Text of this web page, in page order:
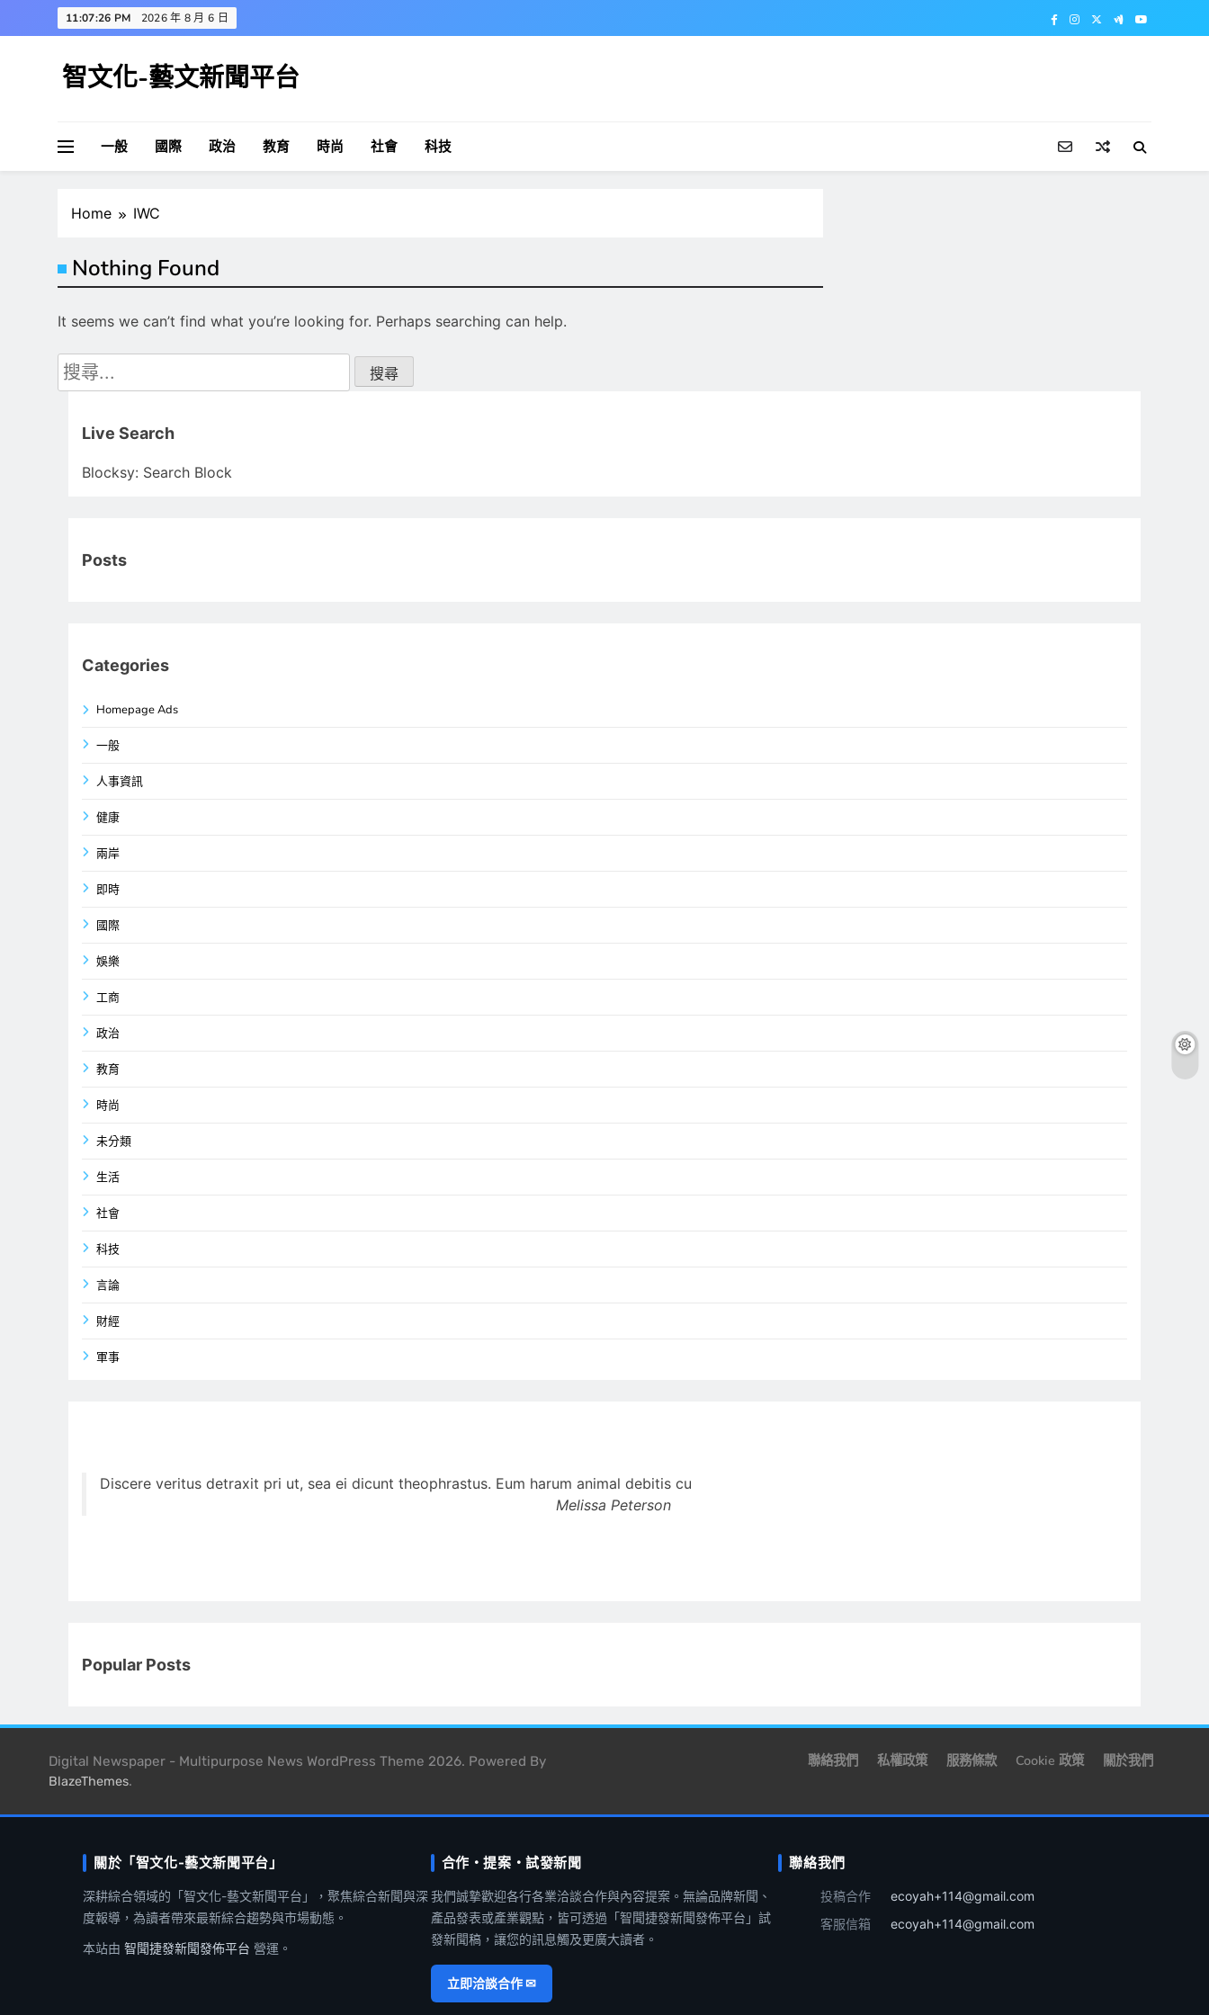
to
11:07:27 PM 2026 年 8 月 6 日
智文化-藝文新聞平台
一般 國際 政治 教育 時尚 社會 科技
Home IWC
Nothing Found
It seems we can’t find what you’re looking for. Perhaps searching can help.
搜
尋
Live Search
Blocksy: Search Block
Posts
Categories
Homepage Ads
一般
人事資訊
健康
兩岸
即時
國際
娛樂
工商
政治
教育
時尚
未分類
生活
社會
科技
言論
財經
軍事
Discere veritus detraxit pri ut, sea ei dicunt theophrastus. Eum harum animal debitis cu
Melissa Peterson
Popular Posts
Digital Newspaper - Multipurpose News WordPress Theme 2026. Powered By
BlazeThemes.
聯絡我們 私權政策 服務條款 Cookie 政策 關於我們
關於「智文化-藝文新聞平台」
深耕綜合領域的「智文化-藝文新聞平台」，聚焦綜合新聞與深
度報導，為讀者帶來最新綜合趨勢與市場動態。
本站由 智聞捷發新聞發佈平台 營運。
合作・提案・試發新聞
我們誠摯歡迎各行各業洽談合作與內容提案。無論品牌新聞、
產品發表或產業觀點，皆可透過「智聞捷發新聞發佈平台」試
發新聞稿，讓您的訊息觸及更廣大讀者。
立即洽談合作 ✉
聯絡我們
投稿合作
ecoyah+114@gmail.com
客服信箱
ecoyah+114@gmail.com